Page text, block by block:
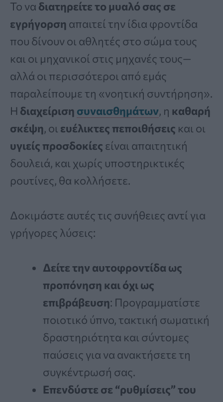
Το να διατηρείτε το μυαλό σας σε
εγρήγορση απαιτεί την ίδια φροντίδα
που δίνουν οι αθλητές στο σώμα τους
και οι μηχανικοί στις μηχανές τους—
αλλά οι περισσότεροι από εμάς
παραλείπουμε τη «νοητική συντήρηση».
Η διαχείριση συναισθημάτων, η καθαρή
σκέψη, οι ευέλικτες πεποιθήσεις και οι
υγιείς προσδοκίες είναι απαιτητική
δουλειά, και χωρίς υποστηρικτικές
ρουτίνες, θα κολλήσετε.
Δοκιμάστε αυτές τις συνήθειες αντί για
γρήγορες λύσεις:
Δείτε την αυτοφροντίδα ως
προπόνηση και όχι ως
επιβράβευση: Προγραμματίστε
ποιοτικό ύπνο, τακτική σωματική
δραστηριότητα και σύντομες
παύσεις για να ανακτήσετε τη
συγκέντρωσή σας.
Επενδύστε σε “ρυθμίσεις” του